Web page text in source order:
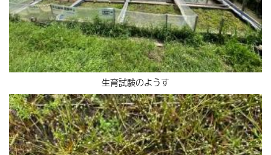
生育試験のようす